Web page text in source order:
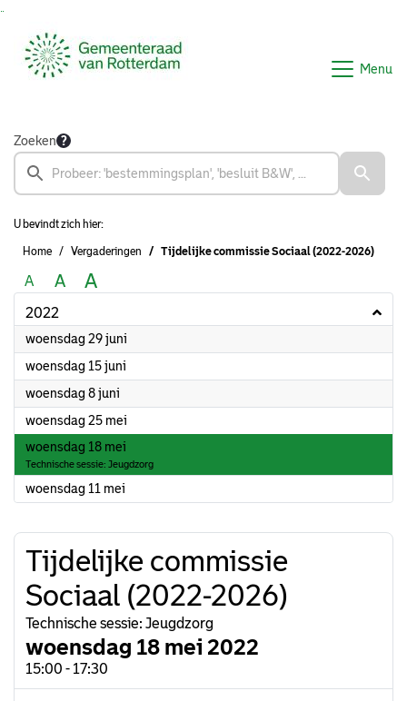
Menu
Zoeken
U bevindt zich hier:
Home Vergaderingen Tijdelijke commissie Sociaal (2022-2026)
A A A
2022
woensdag 29 juni
woensdag 15 juni
woensdag 8 juni
woensdag 25 mei
woensdag 18 mei
Technische sessie: Jeugdzorg
woensdag 11 mei
Tijdelijke commissie
Sociaal (2022-2026)
Technische sessie: Jeugdzorg
woensdag 18 mei 2022
15:00 - 17:30